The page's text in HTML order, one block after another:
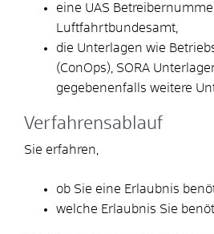
eine UAS
Luftfahrtbundesamt,
die Unterlagen wie
(ConOps), SORA
gegebenenfalls weitere
Verfahrensablauf
Sie erfahren,
ob Sie eine Erlaubnis
welche Erlaubnis Sie